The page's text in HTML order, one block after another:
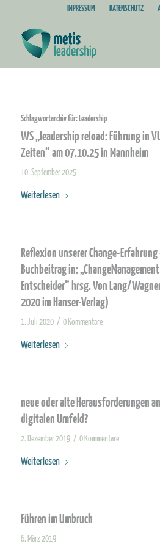
IMPRESSUM DATENSCHUTZ
Schlagwortarchiv für: Leadership
WS „leadership reload: Führung in
Zeiten“ am 07.10.25 in Mannheim
10. September 2025
Weiterlesen
Reflexion unserer Change-
Buchbeitrag in:
Entscheider“ hrsg. Von Lang/
2020 im Hanser-Verlag)
1. Juli 2020 / 0 Kommentare
Weiterlesen
neue oder alte Herausforderungen
digitalen Umfeld?
2. Dezember 2019 / 0 Kommentare
Weiterlesen
Führen im Umbruch
6. März 2019